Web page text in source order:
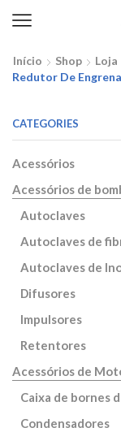
Início Shop Loja
Redutor De
CATEGORIES
Acessórios
Acessórios de
Autoclaves
Autoclaves de
Autoclaves de
Difusores
Impulsores
Retentores
Acessórios de
Caixa de bornes
Condensadores